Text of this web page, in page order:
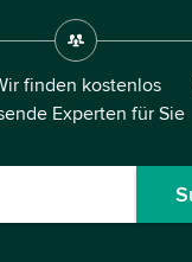
finden kostenlos
Experten für Sie